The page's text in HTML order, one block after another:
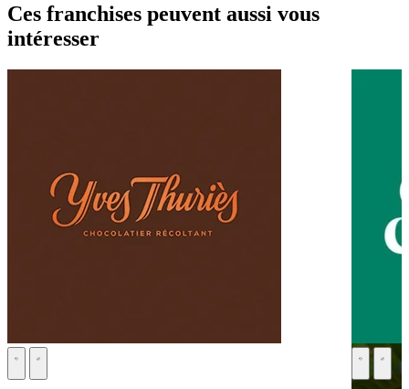
Ces franchises peuvent aussi vous
intéresser